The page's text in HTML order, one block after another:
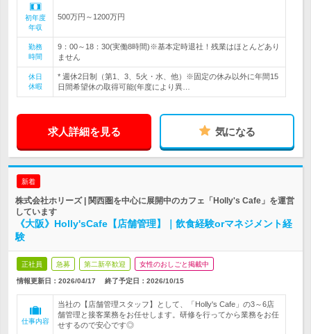
初年度
年収
500万円～1200万円
勤務
時間
9：00～18：30(実働8時間)※基本定時退社！残業はほとんどあり
ません
休日
休暇
* 週休2日制（第1、3、5火・水、他）※固定の休み以外に年間15
日間希望休の取得可能(年度により異…
求人詳細を見る 気になる
新着
株式会社ホリーズ | 関西圏を中心に展開中のカフェ「Holly's Cafe」を運営
しています
《大阪》Holly'sCafe【店舗管理】｜飲食経験orマネジメント経
験
正社員 急募 第二新卒歓迎 女性のおしごと掲載中
情報更新日：2026/04/17 終了予定日： 2026/10/15
仕事内容
当社の【店舗管理スタッフ】として、「Holly's Cafe」の3～6店
舗管理と接客業務をお任せします。研修を行ってから業務をお任
せするので安心です◎